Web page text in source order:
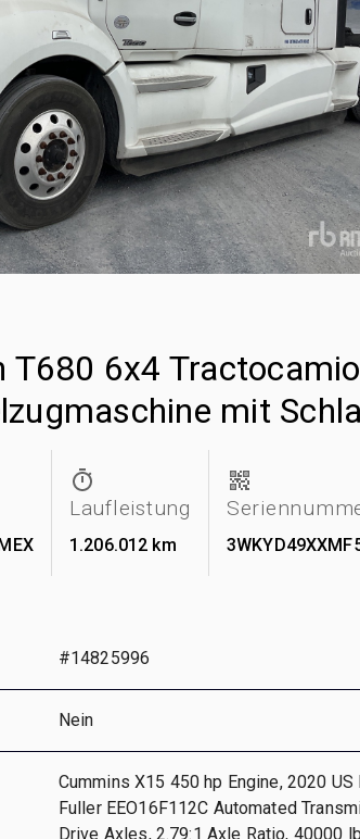
T680 6x4
mit
Laufleistung
1.206.012 km
#14825996
Nein
Cummins X15 450 hp Engine, 2020
Fuller EEO16F112C Automated
Drive Axles, 2.79:1 Axle Ratio, 40000